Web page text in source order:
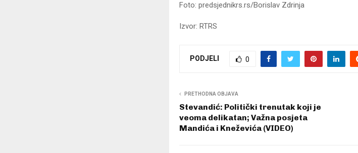
Foto: predsjednikrs.rs/Borislav Zdrinja
Izvor: RTRS
PODJELI 0
PRETHODNA OBJAVA
Stevandić: Politički trenutak koji je
veoma delikatan; Važna posjeta
Mandića i Kneževića (VIDEO)